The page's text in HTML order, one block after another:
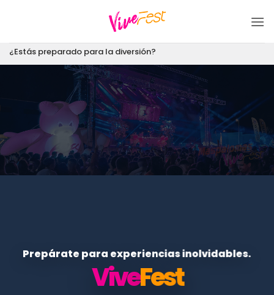
¿Estás preparado para la diversión?
Prepárate para experiencias inolvidables.
ViveFest